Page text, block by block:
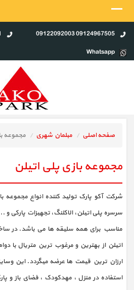
09124967505 09122092003
Whatsapp
صفحه اصلی مبلمان شهری مجموعه
مجموعه بازی پلی اتیلن
شرکت آکو پارک تولید کننده انواع مجموعه
سرسره پلی اتیلن، الاکلنگ، تجهیزات پارکی
مناسب برای همه سلیقه ها می باشد. در
اتیلن از بهترین و مرغوب ترین متریال با دوام
ارزان ترین قیمت ها عرضه میگردد. این
استفاده در منزل ، مهدکودک ، فضای باز و